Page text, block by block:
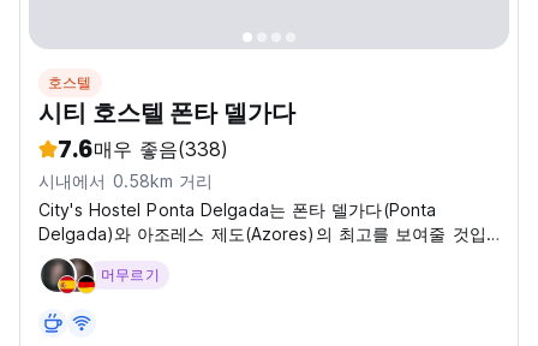
호스텔
시티 호스텔 폰타 델가다
7.6매우 좋음(338)
시내에서 0.58km 거리
City's Hostel Ponta Delgada는 폰타 델가다(Ponta
Delgada)와 아조레스 제도(Azores)의 최고를 보여줄 것입
니다.
머무르기